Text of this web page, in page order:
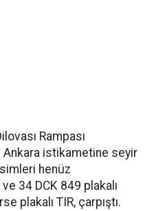
Rampası
istikametine seyir
henüz
34 DCK 849 plakalı
plakalı TIR, çarpıştı.